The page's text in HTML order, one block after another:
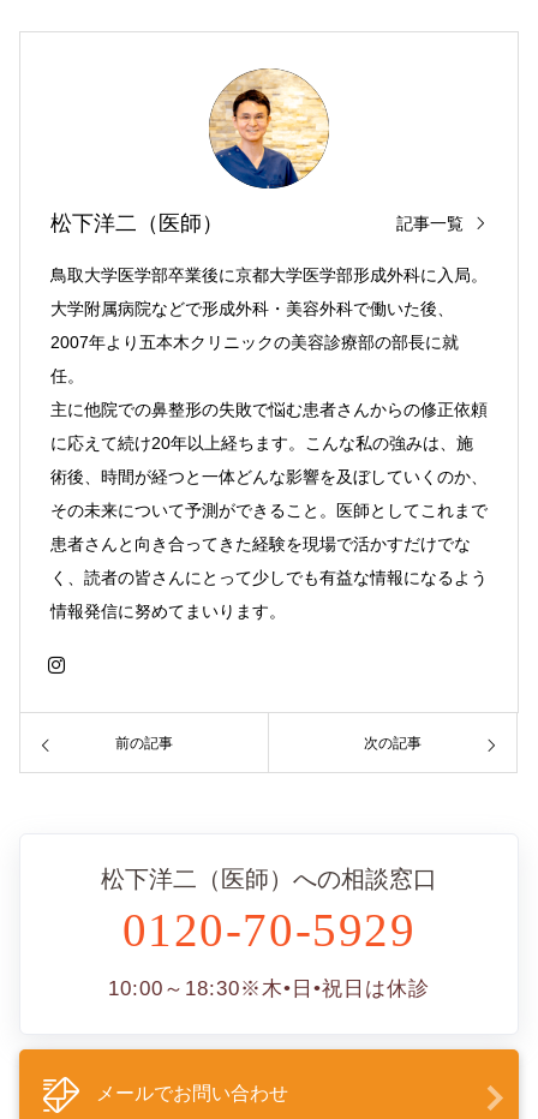
松下洋二（医師） 記事一覧
鳥取大学医学部卒業後に京都大学医学部形成外科に入局。
大学附属病院などで形成外科・美容外科で働いた後、
2007年より五本木クリニックの美容診療部の部長に就
任。
主に他院での鼻整形の失敗で悩む患者さんからの修正依頼
に応えて続け20年以上経ちます。こんな私の強みは、施
術後、時間が経つと一体どんな影響を及ぼしていくのか、
その未来について予測ができること。医師としてこれまで
患者さんと向き合ってきた経験を現場で活かすだけでな
く、読者の皆さんにとって少しでも有益な情報になるよう
情報発信に努めてまいります。
前の記事 次の記事
松下洋二（医師）への相談窓口
0120-70-5929
10:00～18:30※木•日•祝日は休診
メールでお問い合わせ